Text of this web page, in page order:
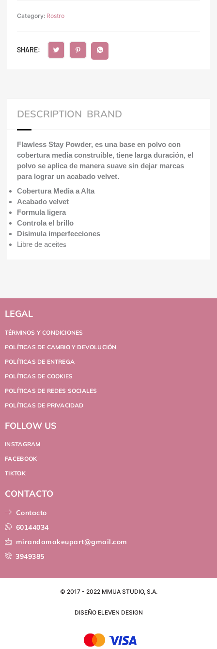
Category: Rostro
SHARE:
DESCRIPTION BRAND
Flawless Stay Powder, es una base en polvo con
cobertura media construible, tiene larga duración, el
polvo se aplica de manera suave sin dejar marcas
para lograr un acabado velvet.
Cobertura Media a Alta
Acabado velvet
Formula ligera
Controla el brillo
Disimula imperfecciones
Libre de aceites
LEGAL
TÉRMINOS Y CONDICIONES
POLÍTICAS DE CAMBIO Y DEVOLUCIÓN
POLÍTICAS DE ENTREGA
POLÍTICAS DE COOKIES
POLÍTICAS DE REDES SOCIALES
POLÍTICAS DE PRIVACIDAD
FOLLOW US
INSTAGRAM
FACEBOOK
TIKTOK
CONTACTO
Contacto
60144034
mirandamakeupart@gmail.com
3949385
© 2017 - 2022 MMUA STUDIO, S.A.
DISEÑO ELEVEN DESIGN